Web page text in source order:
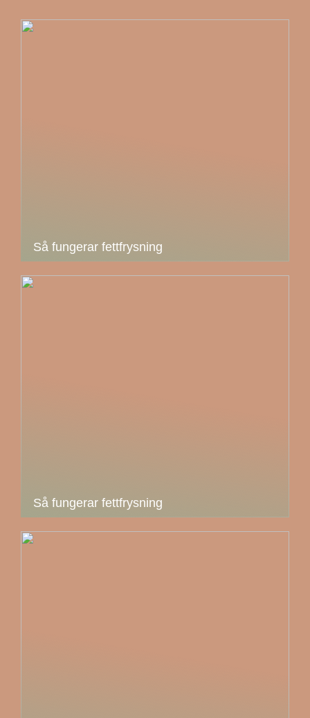
Så fungerar fettfrysning
Så fungerar fettfrysning